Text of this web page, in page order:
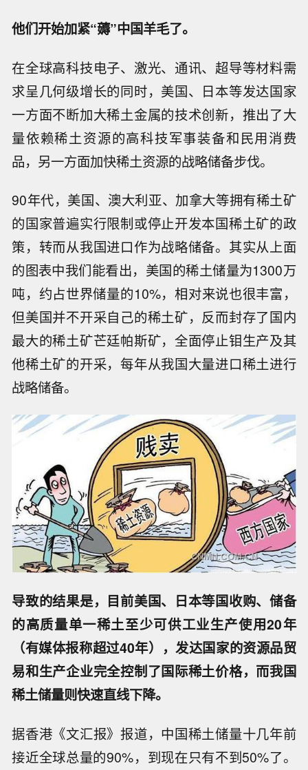
他们开始加紧“薅”中国羊毛了。
在全球高科技电子、激光、通讯、超导等材料需
求呈几何级增长的同时，美国、日本等发达国家
一方面不断加大稀土金属的技术创新，推出了大
量依赖稀土资源的高科技军事装备和民用消费
品，另一方面加快稀土资源的战略储备步伐。
90年代，美国、澳大利亚、加拿大等拥有稀土矿
的国家普遍实行限制或停止开发本国稀土矿的政
策，转而从我国进口作为战略储备。其实从上面
的图表中我们能看出，美国的稀土储量为1300万
吨，约占世界储量的10%，相对来说也很丰富，
但美国并不开采自己的稀土矿，反而封存了国内
最大的稀土矿芒廷帕斯矿，全面停止钼生产及其
他稀土矿的开采，每年从我国大量进口稀土进行
战略储备。
导致的结果是，目前美国、日本等国收购、储备
的高质量单一稀土至少可供工业生产使用20年
（有媒体报称超过40年），发达国家的资源品贸
易和生产企业完全控制了国际稀土价格，而我国
稀土储量则快速直线下降。
据香港《文汇报》报道，中国稀土储量十几年前
接近全球总量的90%，到现在只有不到50%了。